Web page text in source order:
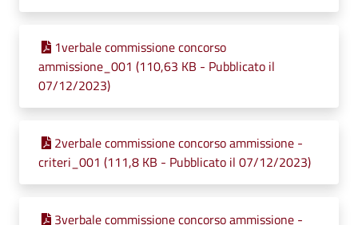
1verbale commissione concorso
ammissione_001 (110,63 KB - Pubblicato il
07/12/2023)
2verbale commissione concorso ammissione -
criteri_001 (111,8 KB - Pubblicato il 07/12/2023)
3verbale commissione concorso ammissione -